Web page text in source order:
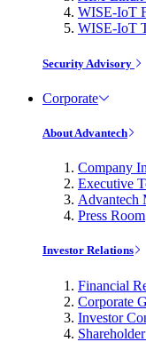
WISE-IoT
WISE-IoT
Security Advisory
Corporate
About Advantech
Company
Executive
Advantech
Press Room
Investor Relations
Financial
Corporate
Investor